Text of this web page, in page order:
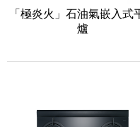
「極炎火」石油氣嵌入式
爐